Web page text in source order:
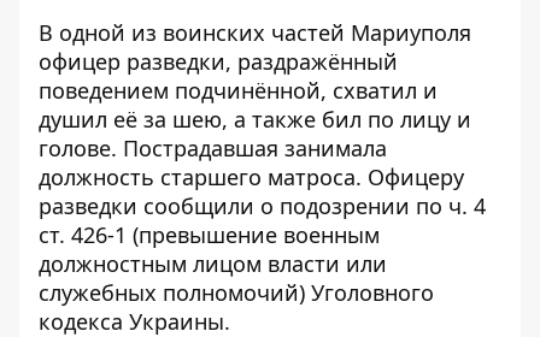
В одной из воинских частей Мариуполя
офицер разведки, раздражённый
поведением подчинённой, схватил и
душил её за шею, а также бил по лицу и
голове. Пострадавшая занимала
должность старшего матроса. Офицеру
разведки сообщили о подозрении по ч. 4
ст. 426-1 (превышение военным
должностным лицом власти или
служебных полномочий) Уголовного
кодекса Украины.